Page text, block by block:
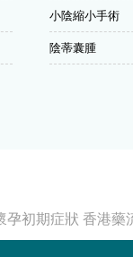
小陰縮小手術
陰蒂囊腫
孕初期症狀 香港藥